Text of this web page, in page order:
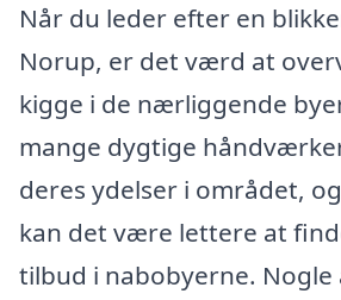
Når du leder efter en
Norup, er det værd at
kigge i de nærliggende
mange dygtige
deres ydelser i området,
kan det være lettere at
tilbud i nabobyerne. Nogle